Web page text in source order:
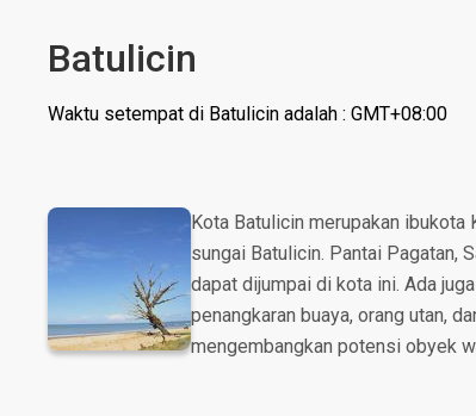
Batulicin
Waktu setempat di Batulicin adalah : GMT+08:00
Kota Batulicin merupakan ibukota
sungai Batulicin. Pantai Pagatan,
dapat dijumpai di kota ini. Ada
penangkaran buaya, orang utan,
mengembangkan potensi obyek